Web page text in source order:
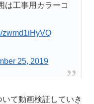
は工事用カラーコ
zwmd1iHyVQ
25, 2019
て動画検証していき